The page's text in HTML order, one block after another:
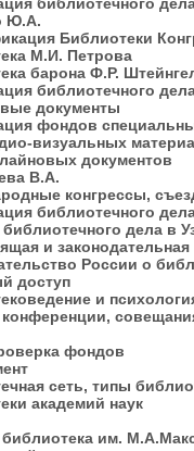
Ю.А.
Библиотеки
М.И. Петрова
барона Ф.Р.
библиотечного
документы
фондов
визуальных
документов
В.А.
конгрессы,
библиотечного
дела в
и
России о
доступ
и
фондов
сеть, типы
академий наук
библиотека им.